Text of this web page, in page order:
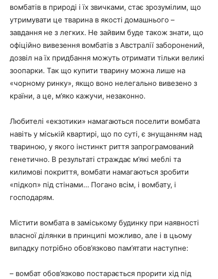
вомбатів в природі і їх звичками, стає зрозумілим, що
утримувати це тварина в якості домашнього –
завдання не з легких. Не зайвим буде також знати, що
офіційно вивезення вомбатів з Австралії заборонений,
дозвіл на їх придбання можуть отримати тільки великі
зоопарки. Так що купити тварину можна лише на
«чорному ринку», якщо воно нелегально вивезено з
країни, а це, м’яко кажучи, незаконно.
Любителі «екзотики» намагаються поселити вомбата
навіть у міській квартирі, що по суті, є знущанням над
твариною, у якого інстинкт риття запрограмований
генетично. В результаті страждає м’які меблі та
килимові покриття, вомбати намагаються зробити
«підкоп» під стінами… Погано всім, і вомбату, і
господарям.
Містити вомбата в заміському будинку при наявності
власної ділянки в принципі можливо, але і в цьому
випадку потрібно обов’язково пам’ятати наступне:
– вомбат обов’язково постарається прорити хід під